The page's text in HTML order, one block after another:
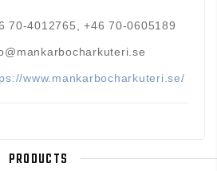
70-4012765, +46 70-0605189
www.mankarbocharkuteri.se/
PRODUCTS